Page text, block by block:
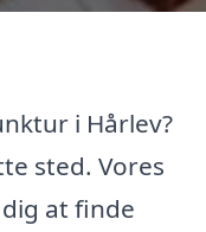
i Hårlev?
sted. Vores
at finde